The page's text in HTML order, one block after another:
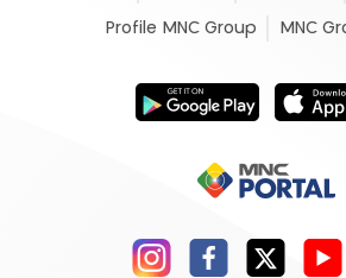
Profile MNC Group MNC